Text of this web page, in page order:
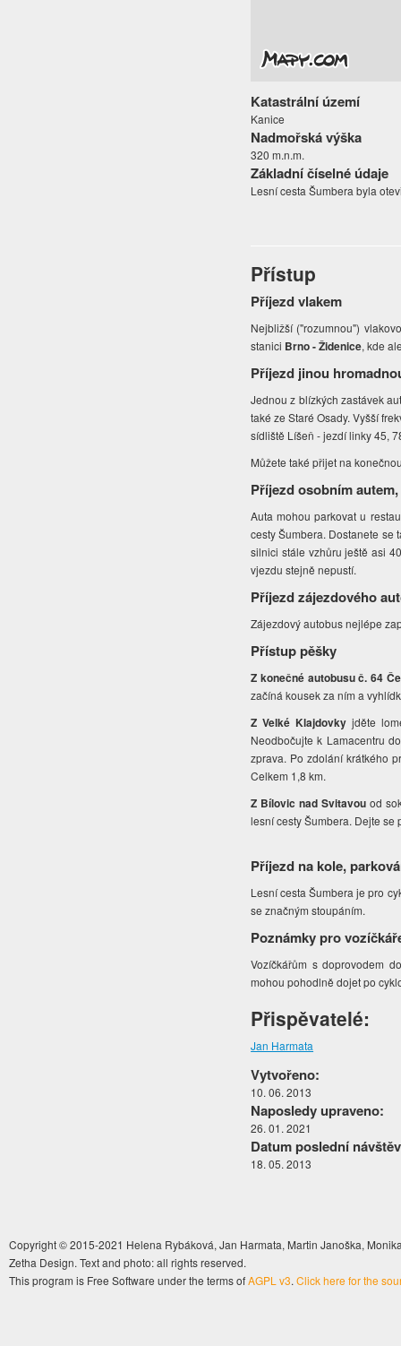
Katastrální území
Kanice
Nadmořská výška
320 m.n.m.
Základní číselné údaje
Lesní cesta Šumbera byla
Přístup
Příjezd vlakem
Nejbližší ("rozumnou")
stanici Brno - Židenice, kde
Příjezd jinou
Jednou z blízkých zastávek
také ze Staré Osady. Vyšší
sídliště Líšeň - jezdí linky 45,
Můžete také přijet na
Příjezd osobním
Auta mohou parkovat u
cesty Šumbera. Dostanete se
silnici stále vzhůru ještě asi
vjezdu stejně nepustí.
Příjezd zájezdového
Zájezdový autobus nejlépe
Přístup pěšky
Z konečné autobusu č. 64
začíná kousek za ním a
Z Velké Klajdovkyjděte
Neodbočujte k Lamacentru
zprava. Po zdolání krátkého
Celkem 1,8 km.
Z Bílovic nad Svitavouod
lesní cesty Šumbera. Dejte se
Příjezd na kole,
Lesní cesta Šumbera je pro
se značným stoupáním.
Poznámky pro
Vozíčkářům s doprovodem
mohou pohodlně dojet po
Přispěvatelé:
Jan Harmata
Vytvořeno:
10. 06. 2013
Naposledy upraveno:
26. 01. 2021
Datum poslední
18. 05. 2013
Copyright © 2015-2021 Helena Rybáková, Jan Harmata, Martin Janoška,
Zetha Design. Text and photo: all rights reserved.
This program is Free Software under the terms ofAGPL v3. Click here for the